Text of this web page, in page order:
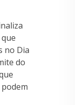
no Dia
do